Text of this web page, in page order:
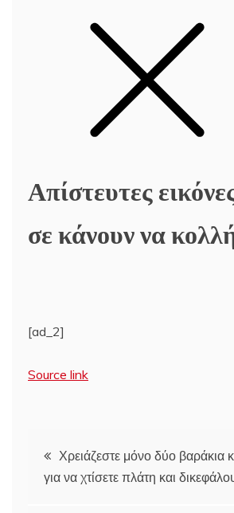
Απίστευτες
σε κάνουν να
[ad_2]
Source link
Πλοήγηση
άρθρων
Χρειάζεστε μόνο δύο βαράκια
για να χτίσετε πλάτη και